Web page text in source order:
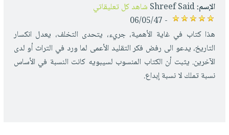
الإسم:Shreef Said شاهد كل تعليقاتي
- 06/05/47
هذا كتاب في غاية الأهمية، جريء، يتحدى التخلف، يعدل انكسار
التاريخ، يدعو الى رفض فكر التقليد الأعمى لما ورد في التراث أو لدى
الآخرين. يثبت أن الكتاب المنسوب لسيبويه كانت النسبة في الأساس
نسبة تملك لا نسبة إبداع.